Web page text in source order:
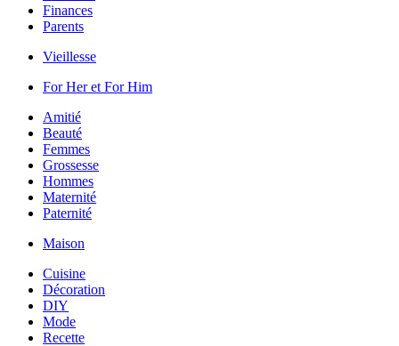
Finances
Parents
Vieillesse
For Her et For Him
Amitié
Beauté
Femmes
Grossesse
Hommes
Maternité
Paternité
Maison
Cuisine
Décoration
DIY
Mode
Recette